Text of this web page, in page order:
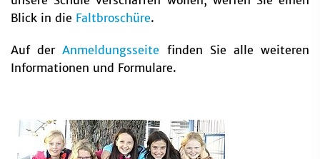
Blick in die Faltbroschüre.
Auf derAnmeldungsseite finden Sie alle weiteren
Informationen und Formulare.